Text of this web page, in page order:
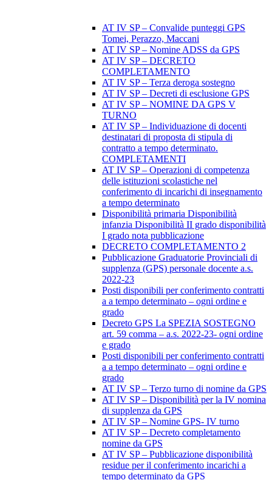
AT IV SP – Convalide punteggi GPS
Tomei, Perazzo, Maccani
AT IV SP – Nomine ADSS da GPS
AT IV SP – DECRETO
COMPLETAMENTO
AT IV SP – Terza deroga sostegno
AT IV SP – Decreti di esclusione GPS
AT IV SP – NOMINE DA GPS V
TURNO
AT IV SP – Individuazione di docenti
destinatari di proposta di stipula di
contratto a tempo determinato.
COMPLETAMENTI
AT IV SP – Operazioni di competenza
delle istituzioni scolastiche nel
conferimento di incarichi di insegnamento
a tempo determinato
Disponibilità primaria Disponibilità
infanzia Disponibilità II grado disponibilità
I grado nota pubblicazione
DECRETO COMPLETAMENTO 2
Pubblicazione Graduatorie Provinciali di
supplenza (GPS) personale docente a.s.
2022-23
Posti disponibili per conferimento contratti
a a tempo determinato – ogni ordine e
grado
Decreto GPS La SPEZIA SOSTEGNO
art. 59 comma – a.s. 2022-23- ogni ordine
e grado
Posti disponibili per conferimento contratti
a a tempo determinato – ogni ordine e
grado
AT IV SP – Terzo turno di nomine da GPS
AT IV SP – Disponibilità per la IV nomina
di supplenza da GPS
AT IV SP – Nomine GPS- IV turno
AT IV SP – Decreto completamento
nomine da GPS
AT IV SP – Pubblicazione disponibilità
residue per il conferimento incarichi a
tempo determinato da GPS